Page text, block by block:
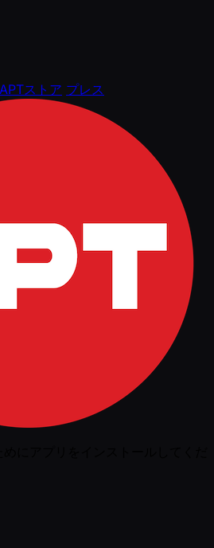
APTストア プレス